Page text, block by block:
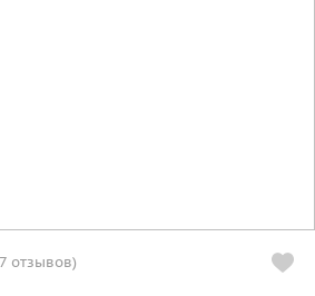
отзывов)